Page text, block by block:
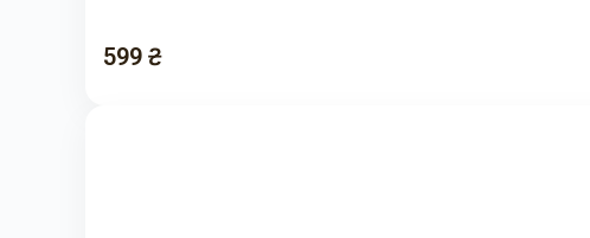
599 ₴